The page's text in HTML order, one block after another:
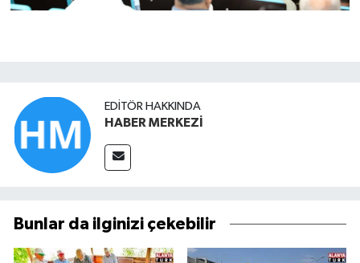
EDITÖR HAKKINDA
HABER MERKEZİ
Bunlar da ilginizi çekebilir